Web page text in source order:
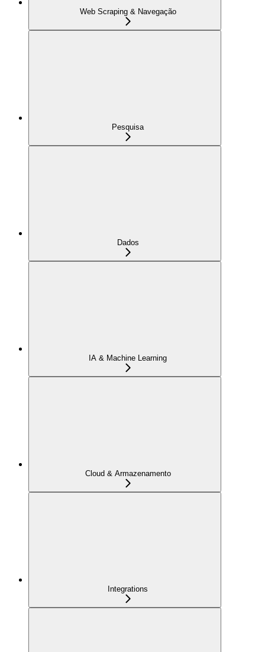
Web Scraping & Navegação
Pesquisa
Dados
IA & Machine Learning
Cloud & Armazenamento
Integrations